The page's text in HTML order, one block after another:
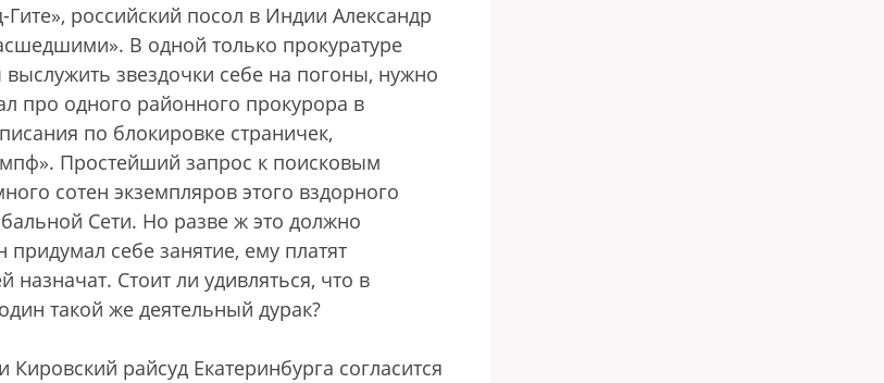
российский посол в Индии Александр
В одной только прокуратуре
звездочки себе на погоны, нужно
про одного районного прокурора в
по блокировке страничек,
Простейший запрос к поисковым
сотен экземпляров этого вздорного
Сети. Но разве ж это должно
себе занятие, ему платят
Стоит ли удивляться, что в
такой же деятельный дурак?
райсуд Екатеринбурга согласится